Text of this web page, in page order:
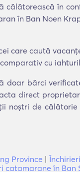
călătorească în
în Ban Noen
care caută
cu
bărci
direct
noștri de
Province |
catamarane în Ban